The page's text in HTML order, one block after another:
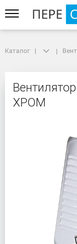
Вентилятор бытовой
Каталог
ХРОМ